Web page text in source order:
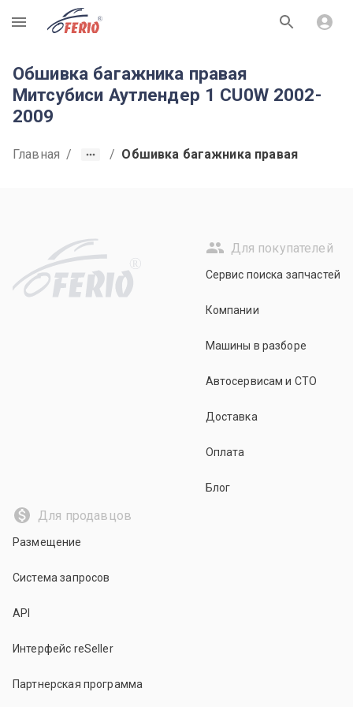
R
Обшивка багажника правая
Митсубиси Аутлендер 1 CU0W 2002-
2009
Главная / / Обшивка багажника правая
R
Для покупателей
Сервис поиска запчастей
Компании
Машины в разборе
Автосервисам и СТО
Доставка
Оплата
Блог
Для продавцов
Размещение
Система запросов
API
Интерфейс reSeller
Партнерская программа